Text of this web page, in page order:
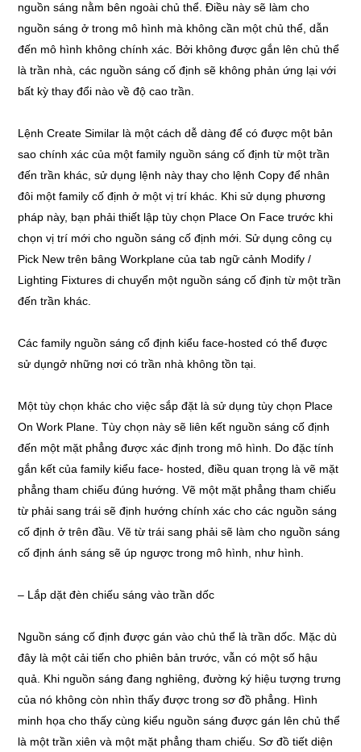
nguồn sáng nằm bên ngoài chủ thể. Điều này sẽ làm cho
nguồn sáng ở trong mô hình mà không cần một chủ thể, dẫn
đến mô hình không chính xác. Bởi không được gắn lên chủ thể
là trần nhà, các nguồn sáng cố định sẽ không phản ứng lại với
bất kỳ thay đổi nào về độ cao trần.
Lệnh Create Similar là một cách dễ dàng để có được một bản
sao chính xác của một family nguồn sáng cố định từ một trần
đến trần khác, sử dụng lệnh này thay cho lệnh Copy để nhân
đôi một family cố định ở một vị trí khác. Khi sử dụng phương
pháp này, bạn phải thiết lập tùy chọn Place On Face trước khi
chọn vị trí mới cho nguồn sáng cố định mới. Sử dụng công cụ
Pick New trên bâng Workplane của tab ngữ cảnh Modify /
Lighting Fixtures di chuyển một nguồn sáng cố định từ một trần
đến trần khác.
Các family nguồn sáng cổ định kiểu face-hosted có thể được
sử dụngở những nơi có trần nhà không tồn tại.
Một tùy chọn khác cho việc sắp đặt là sử dụng tùy chọn Place
On Work Plane. Tùy chọn này sẽ liên kết nguồn sáng cố định
đến một mặt phẳng được xác định trong mô hình. Do đặc tính
gắn kết của family kiểu face- hosted, điều quan trọng là vẽ mặt
phẳng tham chiếu đúng hướng. Vẽ một mặt phẳng tham chiếu
từ phải sang trái sẽ định hướng chính xác cho các nguồn sáng
cố định ở trên đầu. Vẽ từ trái sang phải sẽ làm cho nguồn sáng
cố định ánh sáng sẽ úp ngược trong mô hình, như hình.
– Lắp dặt đèn chiếu sáng vào trần dốc
Nguồn sáng cố định được gán vào chủ thể là trần dốc. Mặc dù
đây là một cải tiến cho phiên bản trước, vẫn có một số hậu
quả. Khi nguồn sáng đang nghiêng, đường ký hiệu tượng trưng
của nó không còn nhìn thấy được trong sơ đồ phẳng. Hình
minh họa cho thấy cùng kiểu nguồn sáng được gán lên chủ thể
là một trần xiên và một mặt phẳng tham chiếu. Sơ đồ tiết diện